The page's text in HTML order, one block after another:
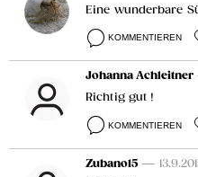
Eine wunderbare
KOMMENTIEREN
Johanna Achleitner
Richtig gut !
KOMMENTIEREN
Zubano15 —